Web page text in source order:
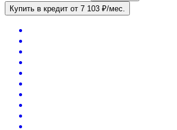
Купить в кредит от 7 103 ₽/мес.